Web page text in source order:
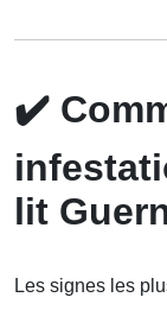
✔️
lit
Les signes les